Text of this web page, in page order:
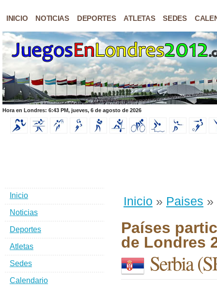
INICIO NOTICIAS DEPORTES ATLETAS SEDES
Hora en Londres: 6:43 PM, jueves, 6 de agosto de 2026
Inicio » Paises »
Países
de Londres
Serbia
Inicio
Noticias
Deportes
Atletas
Sedes
Calendario